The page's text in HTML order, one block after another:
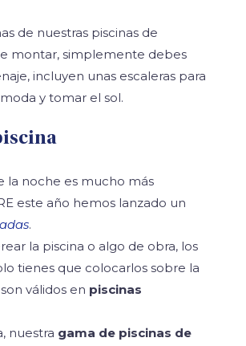
de nuestras piscinas de
montar, simplemente debes
incluyen unas escaleras para
y tomar el sol.
la noche es mucho más
este año hemos lanzado un
.
la piscina o algo de obra, los
tienes que colocarlos sobre la
válidos en piscinas
nuestra gama de piscinas de